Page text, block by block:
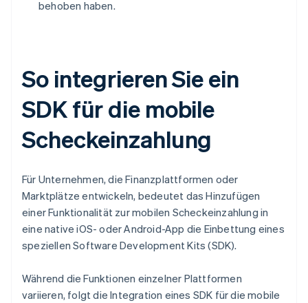
behoben haben.
So integrieren Sie ein
SDK für die mobile
Scheckeinzahlung
Für Unternehmen, die Finanzplattformen oder
Marktplätze entwickeln, bedeutet das Hinzufügen
einer Funktionalität zur mobilen Scheckeinzahlung in
eine native iOS- oder Android-App die Einbettung eines
speziellen Software Development Kits (SDK).
Während die Funktionen einzelner Plattformen
variieren, folgt die Integration eines SDK für die mobile